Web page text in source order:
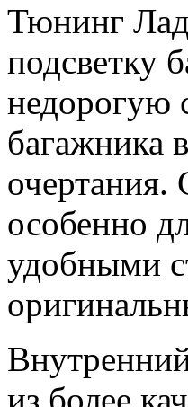
Тюнинг
подсветку
недорогую
багажника
очертания.
особенно
удобными
из более